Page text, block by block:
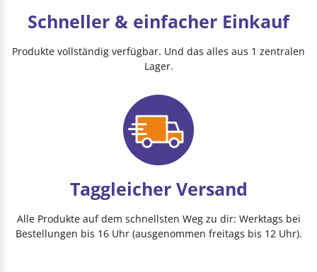
Schneller & einfacher Einkauf
Produkte vollständig verfügbar. Und das alles aus 1 zentralen
Lager.
Taggleicher Versand
Alle Produkte auf dem schnellsten Weg zu dir: Werktags bei
Bestellungen bis 16 Uhr (ausgenommen freitags bis 12 Uhr).